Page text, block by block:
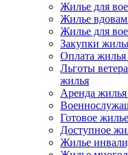
Жилье для
Жилье
Жилье для
Закупки
Оплата
Льготы
жилья
Аренда
Готовое
Доступное
Жилье